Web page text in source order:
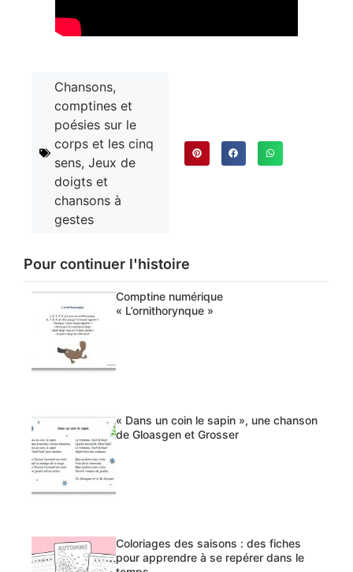
Chansons,
comptines et
poésies sur le
corps et les cinq
sens, Jeux de
doigts et
chansons à
gestes
Pour continuer l'histoire
Comptine numérique
« L’ornithorynque »
« Dans un coin le sapin », une chanson
de Gloasgen et Grosser
Coloriages des saisons : des fiches
pour apprendre à se repérer dans le